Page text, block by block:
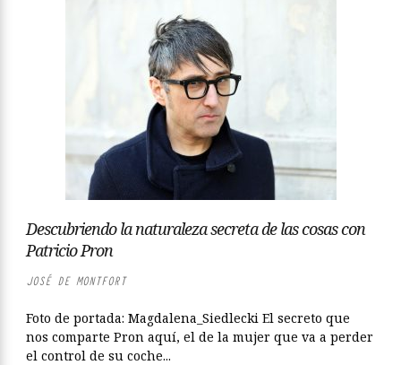
Descubriendo la naturaleza secreta de las cosas con
Patricio Pron
JOSÉ DE MONTFORT
Foto de portada: Magdalena_Siedlecki El secreto que
nos comparte Pron aquí, el de la mujer que va a perder
el control de su coche...